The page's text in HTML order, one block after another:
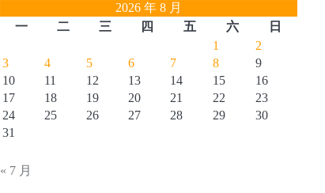
2026 年 8 月
一
二 三 四 五 六
日
1
2
3
4 5 6 7 8
9
10
11 12 13 14 15
16
17
18 19 20 21 22
23
24
25 26 27 28 29
30
31
« 7 月